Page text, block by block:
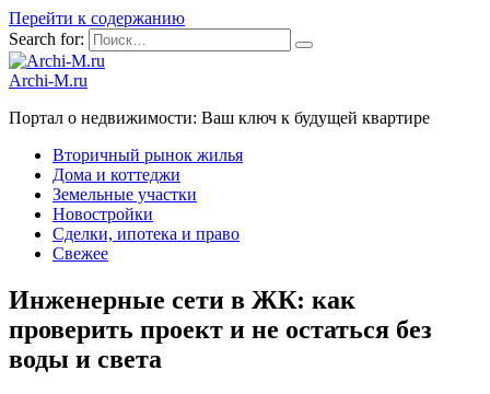
Перейти к содержанию
Search for:
Archi-M.ru
Портал о недвижимости: Ваш ключ к будущей квартире
Вторичный рынок жилья
Дома и коттеджи
Земельные участки
Новостройки
Сделки, ипотека и право
Свежее
Инженерные сети в ЖК: как
проверить проект и не остаться без
воды и света